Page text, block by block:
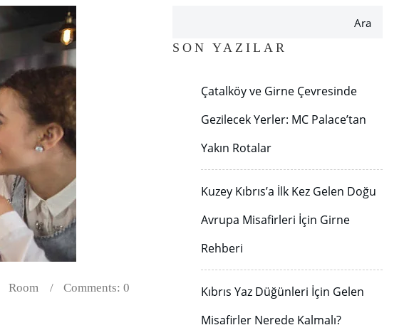
Room Comments: 0
Ara
SON YAZILAR
Çatalköy ve Girne Çevresinde
Gezilecek Yerler: MC Palace’tan
Yakın Rotalar
Kuzey Kıbrıs’a İlk Kez Gelen Doğu
Avrupa Misafirleri İçin Girne
Rehberi
Kıbrıs Yaz Düğünleri İçin Gelen
Misafirler Nerede Kalmalı?